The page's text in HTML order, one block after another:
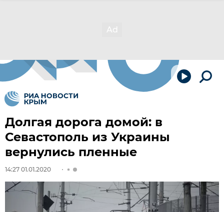
Долгая дорога домой: в
Севастополь из Украины
вернулись пленные
14:27 01.01.2020